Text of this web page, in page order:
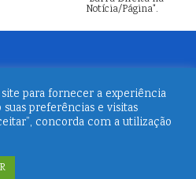
Notícia/Página".
Embarque
para fornecer a experiência
preferências e visitas
concorda com a utilização